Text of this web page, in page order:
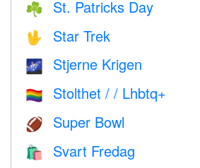
☘️ St. Patricks Day
🖖 Star Trek
🌌 Stjerne Krigen
🏳️‍🌈 Stolthet / / Lhbtq+
🏈 Super Bowl
🛍 Svart Fredag